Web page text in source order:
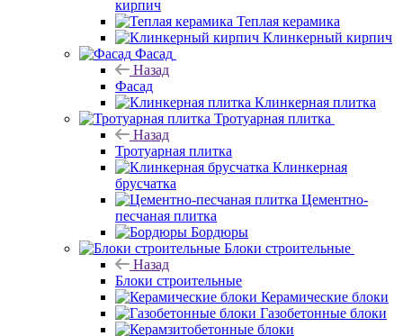
кирпич
Теплая керамика
Клинкерный кирпич
Фасад
Назад
Фасад
Клинкерная плитка
Тротуарная плитка
Назад
Тротуарная плитка
Клинкерная
брусчатка
Цементно-
песчаная плитка
Бордюры
Блоки строительные
Назад
Блоки строительные
Керамические блоки
Газобетонные блоки